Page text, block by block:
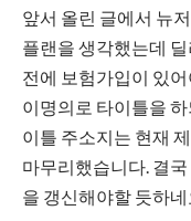
앞서 올린 글에서 뉴
플랜을 생각했는데
전에 보험가입이 있
이명의로 타이틀을
이틀 주소지는 현재
마무리했습니다. 결
을 갱신해야할 듯하네